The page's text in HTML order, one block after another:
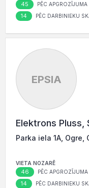
45 PĒC APGROZĪJUMA
14 PĒC DARBINIEKU
EPSIA
Elektrons Pluss,
Parka iela 1A, Ogre,
VIETA NOZARĒ
46 PĒC APGROZĪJUMA
14 PĒC DARBINIEKU